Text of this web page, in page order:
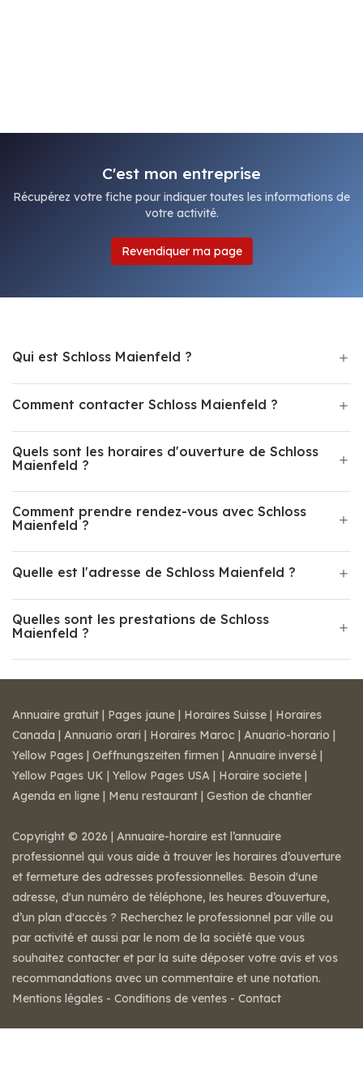
C'est mon entreprise
Récupérez votre fiche pour indiquer toutes les informations de
votre activité.
Revendiquer ma page
Qui est Schloss Maienfeld ?
Comment contacter Schloss Maienfeld ?
Quels sont les horaires d'ouverture de Schloss
Maienfeld ?
Comment prendre rendez-vous avec Schloss
Maienfeld ?
Quelle est l'adresse de Schloss Maienfeld ?
Quelles sont les prestations de Schloss
Maienfeld ?
Annuaire gratuit | Pages jaune | Horaires Suisse | Horaires
Canada | Annuario orari | Horaires Maroc | Anuario-horario |
Yellow Pages | Oeffnungszeiten firmen | Annuaire inversé |
Yellow Pages UK | Yellow Pages USA | Horaire societe |
Agenda en ligne | Menu restaurant | Gestion de chantier
Copyright © 2026 | Annuaire-horaire est l’annuaire
professionnel qui vous aide à trouver les horaires d’ouverture
et fermeture des adresses professionnelles. Besoin d'une
adresse, d'un numéro de téléphone, les heures d’ouverture,
d’un plan d'accès ? Recherchez le professionnel par ville ou
par activité et aussi par le nom de la société que vous
souhaitez contacter et par la suite déposer votre avis et vos
recommandations avec un commentaire et une notation.
Mentions légales - Conditions de ventes - Contact